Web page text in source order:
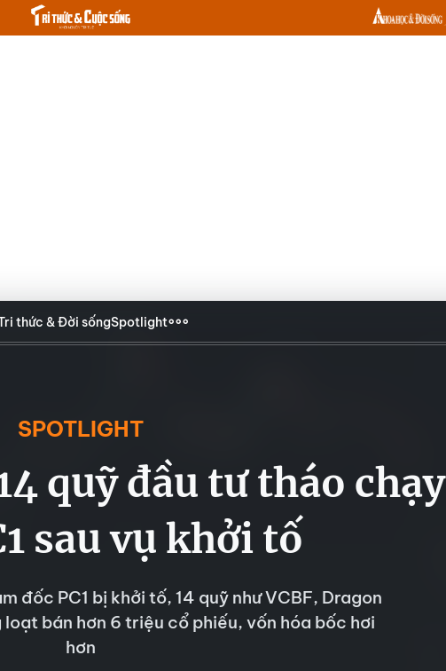
thức & Đời sốngSpotlight
SPOTLIGHT
quỹ đầu tư tháo chạy
sau vụ khởi tố
đốc PC1 bị khởi tố, 14 quỹ như VCBF, Dragon
bán hơn 6 triệu cổ phiếu, vốn hóa bốc hơi
hơn